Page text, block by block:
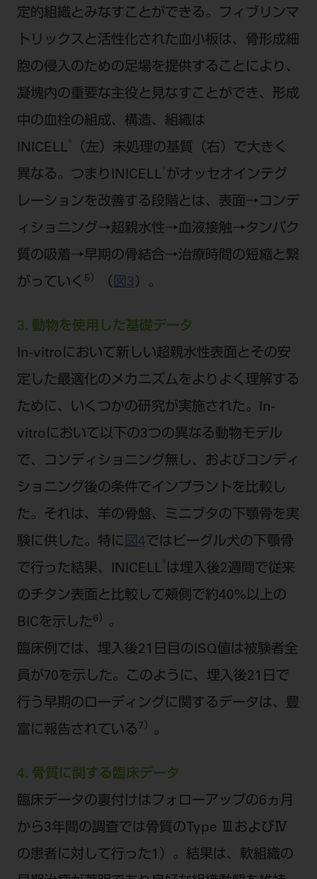
定的組織とみなすことができる。フィブリンマ
トリックスと活性化された血小板は、骨形成細
胞の侵入のための足場を提供することにより、
凝塊内の重要な主役と見なすことができ、形成
中の血栓の組成、構造、組織は
INICELL
（左）未処理の基質（右）で大きく
異なる。つまりINICELL がオッセオインテグ
レーションを改善する段階とは、表面→コンデ
ィショニング→超親水性→血液接触→タンパク
質の吸着→早期の骨結合→治療時間の短縮と繋
がっていく 5） （ 図3 ）。
3. 動物を使用した基礎データ
In-vitroにおいて新しい超親水性表面とその安
定した最適化のメカニズムをよりよく理解する
ために、いくつかの研究が実施された。In-
vitroにおいて以下の3つの異なる動物モデル
で、コンディショニング無し、およびコンディ
ショニング後の条件でインプラントを比較し
た。それは、羊の骨盤、ミニブタの下顎骨を実
験に供した。特に 図4 ではビーグル犬の下顎骨
で行った結果、INICELL
は埋入後2週間で従来
のチタン表面と比較して頰側で約40%以上の
BICを示した6）
。
臨床例では、埋入後21日目のISQ値は被験者全
員が70を示した。このように、埋入後21日で
行う早期のローディングに関するデータは、豊
富に報告されている 7） 。
4. 骨質に関する臨床データ
臨床データの裏付けはフォローアップの6ヵ月
から3年間の調査では骨質のType ⅢおよびⅣ
の患者に対して行った1）。結果は、軟組織の